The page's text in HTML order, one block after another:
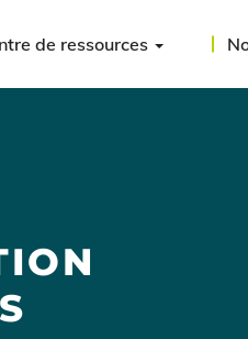
de ressources